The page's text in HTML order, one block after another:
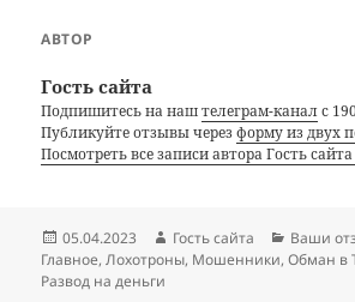
АВТОР
Гость сайта
Подпишитесь на наштелеграм-каналс
Публикуйте отзывы черезформу из двух
Посмотреть все записи автора Гость сайта
Опубликовано
05.04.2023 Автор
Гость сайта Рубрики
Ваши
Главное,Лохотроны, Мошенники,Обман в
Развод на деньги